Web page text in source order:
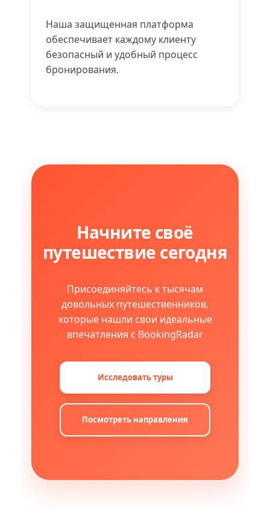
Наша защищенная платформа
обеспечивает каждому клиенту
безопасный и удобный процесс
бронирования.
Начните своё
путешествие сегодня
Присоединяйтесь к тысячам
довольных путешественников,
которые нашли свои идеальные
впечатления с BookingRadar
Исследовать туры
Посмотреть направления